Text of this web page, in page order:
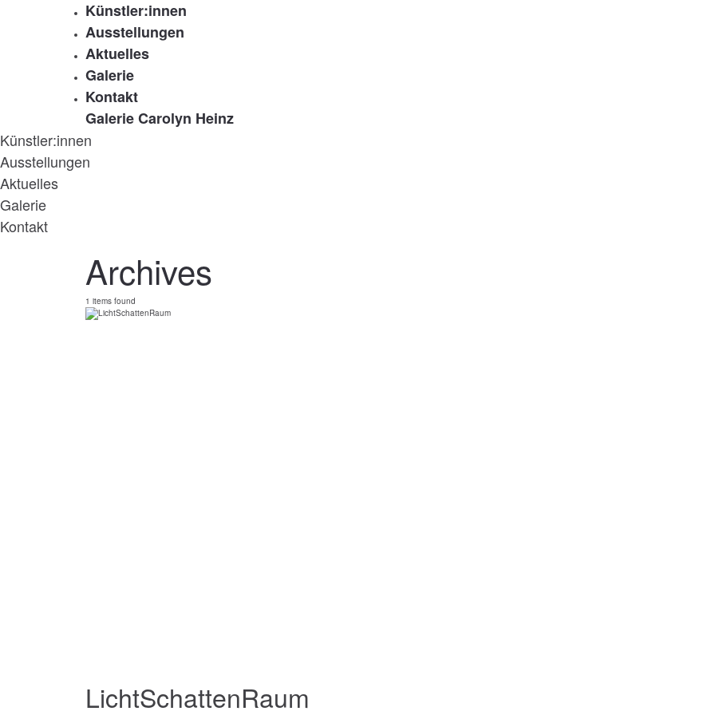
Künstler:innen
Ausstellungen
Aktuelles
Galerie
Kontakt
Galerie Carolyn Heinz
Künstler:innen
Ausstellungen
Aktuelles
Galerie
Kontakt
Archives
1 items found
LichtSchattenRaum